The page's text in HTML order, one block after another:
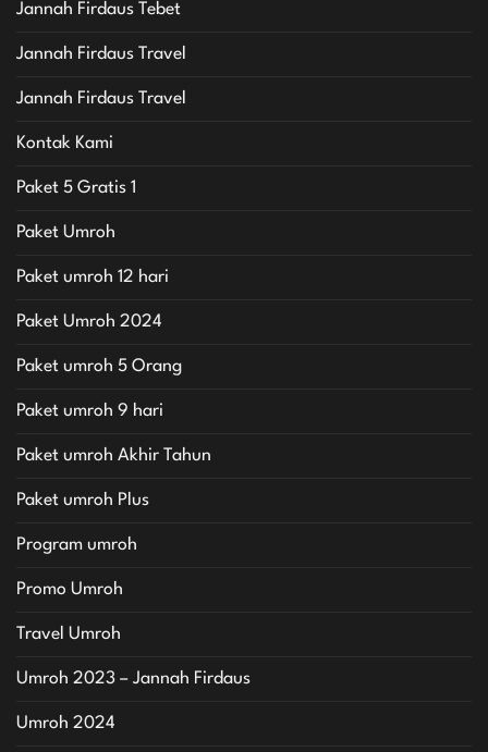
Jannah Firdaus Tebet
Jannah Firdaus Travel
Jannah Firdaus Travel
Kontak Kami
Paket 5 Gratis 1
Paket Umroh
Paket umroh 12 hari
Paket Umroh 2024
Paket umroh 5 Orang
Paket umroh 9 hari
Paket umroh Akhir Tahun
Paket umroh Plus
Program umroh
Promo Umroh
Travel Umroh
Umroh 2023 – Jannah Firdaus
Umroh 2024